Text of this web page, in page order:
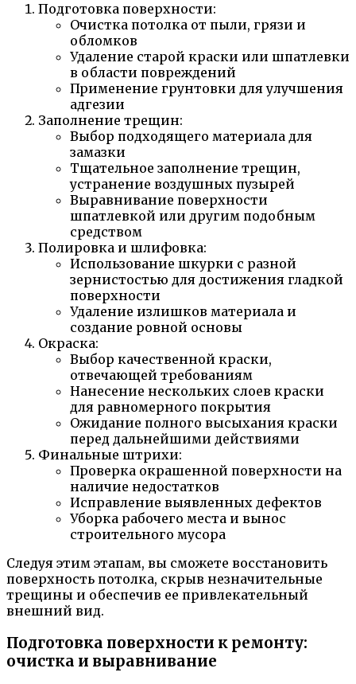
Подготовка поверхности:
Очистка потолка от пыли, грязи и
обломков
Удаление старой краски или шпатлевки
в области повреждений
Применение грунтовки для улучшения
адгезии
Заполнение трещин:
Выбор подходящего материала для
замазки
Тщательное заполнение трещин,
устранение воздушных пузырей
Выравнивание поверхности
шпатлевкой или другим подобным
средством
Полировка и шлифовка:
Использование шкурки с разной
зернистостью для достижения гладкой
поверхности
Удаление излишков материала и
создание ровной основы
Окраска:
Выбор качественной краски,
отвечающей требованиям
Нанесение нескольких слоев краски
для равномерного покрытия
Ожидание полного высыхания краски
перед дальнейшими действиями
Финальные штрихи:
Проверка окрашенной поверхности на
наличие недостатков
Исправление выявленных дефектов
Уборка рабочего места и вынос
строительного мусора
Следуя этим этапам, вы сможете восстановить
поверхность потолка, скрыв незначительные
трещины и обеспечив ее привлекательный
внешний вид.
Подготовка поверхности к ремонту:
очистка и выравнивание